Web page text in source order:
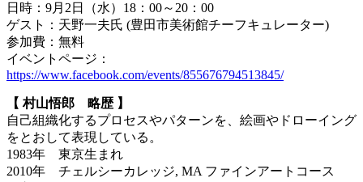
日時：9月2日（水）18：00～20：00
ゲスト：天野一夫氏 (豊田市美術館チーフキュレーター)
参加費：無料
イベントページ：
https://www.facebook.com/events/855676794513845/
【 村山悟郎 略歴 】
自己組織化するプロセスやパターンを、絵画やドローイング
をとおして表現している。
1983年 東京生まれ
2010年 チェルシーカレッジ, MA ファインアートコース